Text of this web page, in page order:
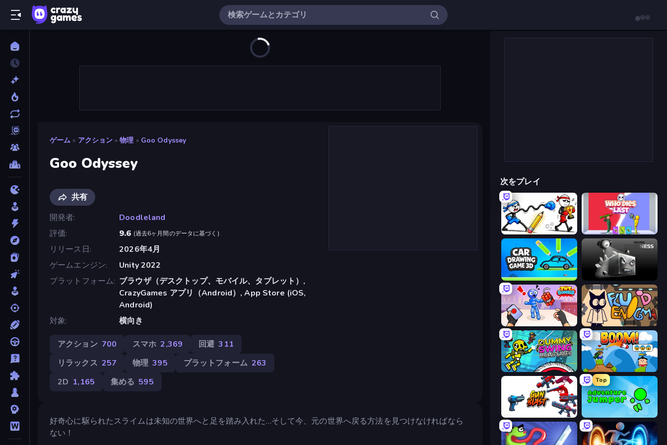
ゲーム » アクション » 物理 » Goo Odyssey
Goo Odyssey
共有
開発者
Doodleland
評価
9.6 (過去6ヶ月間のデータに基づく )
リリース日
2026年4月
ゲームエンジン
Unity 2022
プラットフォーム ブラウザ（デスクトップ、モバイル、タブレット）,
CrazyGames アプリ（Android）, App Store (iOS,
Android)
対象
横向き
アクション 700 スマホ 2,369 回避 311
リラックス 257 物理 395 プラットフォーム 263
2D 1,165 集める 595
好奇心に駆られたスライムは未知の世界へと足を踏み入れた…そして今、元の世界へ戻る方法を見つけなければなら
ない！
次をプレイ
Doodle Smash Who Dies Last?
Car Drawing Game 3D Sqube Darkness
TNT Bomber Fluid Enigma
Crazy Dummy Swing Multiplayer Boom!
Top
Adventure Jumper